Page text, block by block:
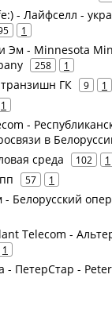
- Лайфселл -
1
Эм - Minnesota
258 1
ГК 9 1
1
-
в
среда 102 1
57 1
Белорусский
Telecom -
1
- ПетерСтар -